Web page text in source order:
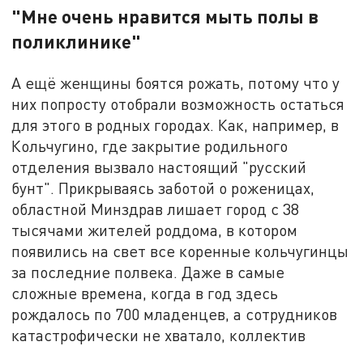
"Мне очень нравится мыть полы в
поликлинике"
А ещё женщины боятся рожать, потому что у
них попросту отобрали возможность остаться
для этого в родных городах. Как, например, в
Кольчугино, где закрытие родильного
отделения вызвало настоящий "русский
бунт". Прикрываясь заботой о роженицах,
областной Минздрав лишает город с 38
тысячами жителей роддома, в котором
появились на свет все коренные кольчугинцы
за последние полвека. Даже в самые
сложные времена, когда в год здесь
рождалось по 700 младенцев, а сотрудников
катастрофически не хватало, коллектив